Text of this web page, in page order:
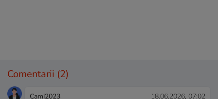
Comentarii (2)
Cami2023 18.06.2026, 07:02